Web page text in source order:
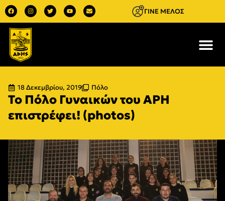
ΓΙΝΕ ΜΕΛΟΣ
18 Δεκεμβρίου, 2019 Πόλο
Το Πόλο Γυναικών του ΑΡΗ
επιστρέφει! (photos)